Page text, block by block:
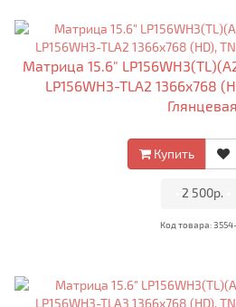
Матрица 15.6"
LP156WH3-TLA2 1366x768
Глянцевая
Купить
2 500р.
Код товара: